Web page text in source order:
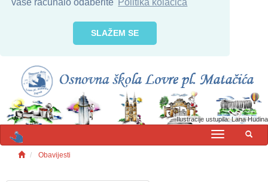
vaše računalo odaberite Politika kolačića
SLAŽEM SE
Ilustracije ustupila: Lana Hudina
MENU
Obavijesti